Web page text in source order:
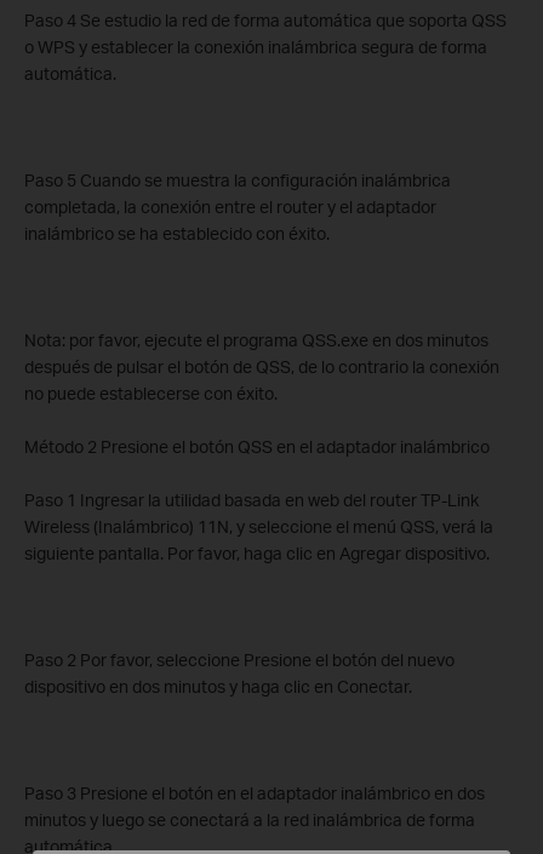
Paso 4 Se estudio la red de forma automática que soporta QSS
o WPS y establecer la conexión inalámbrica segura de forma
automática.
Paso 5 Cuando se muestra la configuración inalámbrica
completada, la conexión entre el router y el adaptador
inalámbrico se ha establecido con éxito.
Nota: por favor, ejecute el programa QSS.exe en dos minutos
después de pulsar el botón de QSS, de lo contrario la conexión
no puede establecerse con éxito.
Método 2 Presione el botón QSS en el adaptador inalámbrico
Paso 1 Ingresar la utilidad basada en web del router TP-Link
Wireless (Inalámbrico) 11N, y seleccione el menú QSS, verá la
siguiente pantalla. Por favor, haga clic en Agregar dispositivo.
Paso 2 Por favor, seleccione Presione el botón del nuevo
dispositivo en dos minutos y haga clic en Conectar.
Paso 3 Presione el botón en el adaptador inalámbrico en dos
minutos y luego se conectará a la red inalámbrica de forma
automática.